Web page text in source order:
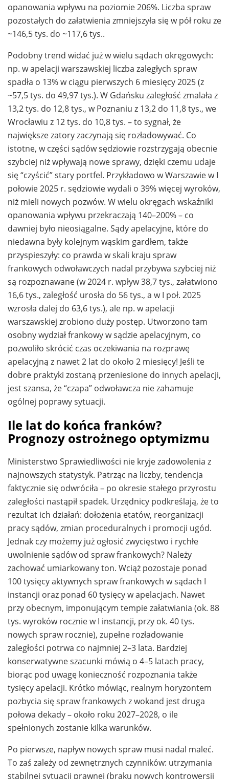
opanowania wpływu na poziomie 206%. Liczba spraw
pozostałych do załatwienia zmniejszyła się w pół roku ze
~146,5 tys. do ~117,6 tys..
Podobny trend widać już w wielu sądach okręgowych:
np. w apelacji warszawskiej liczba zaległych spraw
spadła o 13% w ciągu pierwszych 6 miesięcy 2025 (z
~57,5 tys. do 49,97 tys.). W Gdańsku zaległość zmalała z
13,2 tys. do 12,8 tys., w Poznaniu z 13,2 do 11,8 tys., we
Wrocławiu z 12 tys. do 10,8 tys. – to sygnał, że
największe zatory zaczynają się rozładowywać. Co
istotne, w części sądów sędziowie rozstrzygają obecnie
szybciej niż wpływają nowe sprawy, dzięki czemu udaje
się “czyścić” stary portfel. Przykładowo w Warszawie w I
połowie 2025 r. sędziowie wydali o 39% więcej wyroków,
niż mieli nowych pozwów. W wielu okręgach wskaźniki
opanowania wpływu przekraczają 140–200% – co
dawniej było nieosiągalne. Sądy apelacyjne, które do
niedawna były kolejnym wąskim gardłem, także
przyspieszyły: co prawda w skali kraju spraw
frankowych odwoławczych nadal przybywa szybciej niż
są rozpoznawane (w 2024 r. wpływ 38,7 tys., załatwiono
16,6 tys., zaległość urosła do 56 tys., a w I poł. 2025
wzrosła dalej do 63,6 tys.), ale np. w apelacji
warszawskiej zrobiono duży postęp. Utworzono tam
osobny wydział frankowy w sądzie apelacyjnym, co
pozwoliło skrócić czas oczekiwania na rozprawę
apelacyjną z nawet 2 lat do około 2 miesięcy! Jeśli te
dobre praktyki zostaną przeniesione do innych apelacji,
jest szansa, że “czapa” odwoławcza nie zahamuje
ogólnej poprawy sytuacji.
Ile lat do końca franków?
Prognozy ostrożnego optymizmu
Ministerstwo Sprawiedliwości nie kryje zadowolenia z
najnowszych statystyk. Patrząc na liczby, tendencja
faktycznie się odwróciła – po okresie stałego przyrostu
zaległości nastąpił spadek. Urzędnicy podkreślają, że to
rezultat ich działań: dołożenia etatów, reorganizacji
pracy sądów, zmian proceduralnych i promocji ugód.
Jednak czy możemy już ogłosić zwycięstwo i rychłe
uwolnienie sądów od spraw frankowych? Należy
zachować umiarkowany ton. Wciąż pozostaje ponad
100 tysięcy aktywnych spraw frankowych w sądach I
instancji oraz ponad 60 tysięcy w apelacjach. Nawet
przy obecnym, imponującym tempie załatwiania (ok. 88
tys. wyroków rocznie w I instancji, przy ok. 40 tys.
nowych spraw rocznie), zupełne rozładowanie
zaległości potrwa co najmniej 2–3 lata. Bardziej
konserwatywne szacunki mówią o 4–5 latach pracy,
biorąc pod uwagę konieczność rozpoznania także
tysięcy apelacji. Krótko mówiąc, realnym horyzontem
pozbycia się spraw frankowych z wokand jest druga
połowa dekady – około roku 2027–2028, o ile
spełnionych zostanie kilka warunków.
Po pierwsze, napływ nowych spraw musi nadal maleć.
To zaś zależy od zewnętrznych czynników: utrzymania
stabilnej sytuacji prawnej (braku nowych kontrowersji